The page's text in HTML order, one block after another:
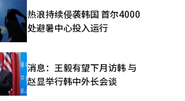
热浪持续侵袭韩国 首尔4000
处避暑中心投入运行
消息：王毅有望下月访韩 与
赵显举行韩中外长会谈